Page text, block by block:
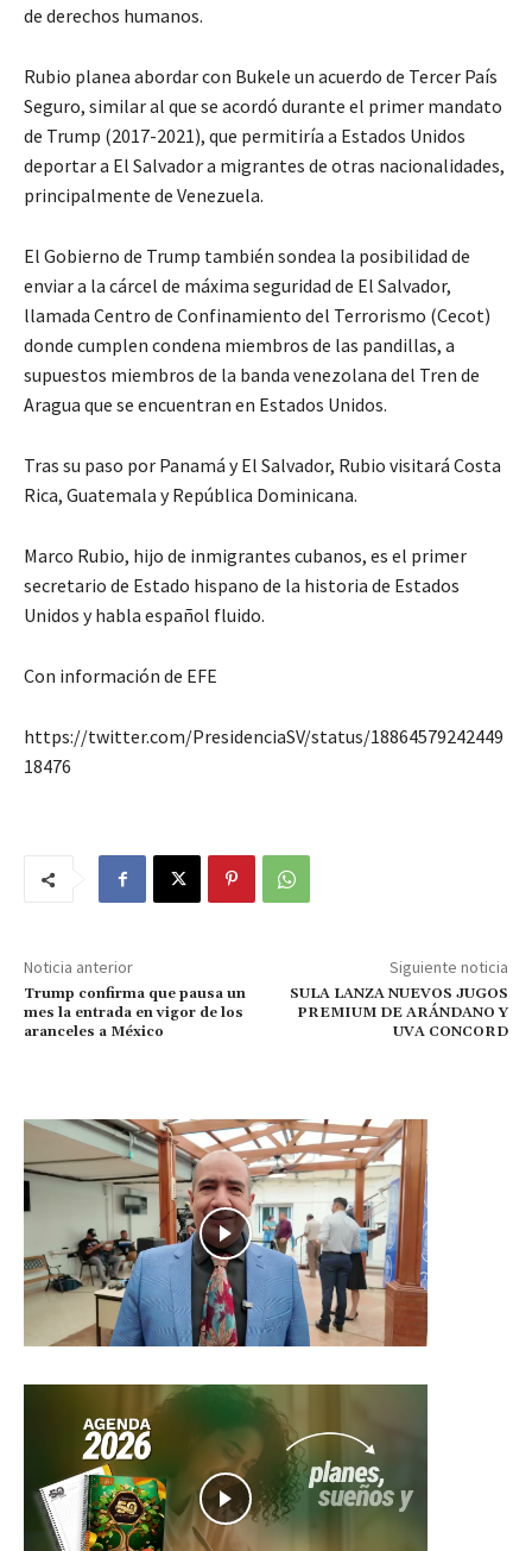
de derechos humanos.
Rubio planea abordar con Bukele un acuerdo de Tercer País
Seguro, similar al que se acordó durante el primer mandato
de Trump (2017-2021), que permitiría a Estados Unidos
deportar a El Salvador a migrantes de otras nacionalidades,
principalmente de Venezuela.
El Gobierno de Trump también sondea la posibilidad de
enviar a la cárcel de máxima seguridad de El Salvador,
llamada Centro de Confinamiento del Terrorismo (Cecot)
donde cumplen condena miembros de las pandillas, a
supuestos miembros de la banda venezolana del Tren de
Aragua que se encuentran en Estados Unidos.
Tras su paso por Panamá y El Salvador, Rubio visitará Costa
Rica, Guatemala y República Dominicana.
Marco Rubio, hijo de inmigrantes cubanos, es el primer
secretario de Estado hispano de la historia de Estados
Unidos y habla español fluido.
Con información de EFE
https://twitter.com/PresidenciaSV/status/18864579242449
18476
Noticia anterior
Trump confirma que pausa un
mes la entrada en vigor de los
aranceles a México
Siguiente noticia
SULA LANZA NUEVOS JUGOS
PREMIUM DE ARÁNDANO Y
UVA CONCORD